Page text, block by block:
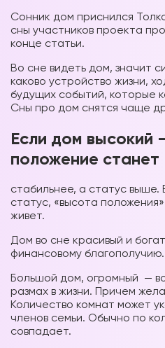
Сонник дом приснился
сны участников проекта
конце статьи.
Во сне видеть дом, значит
каково устройство жизни,
будущих событий, которые
Сны про дом снятся чаще
Если дом высокий
положение станет
стабильнее, а статус
статус, «высота
живет.
Дом во сне красивый и
финансовому благополучию.
Большой дом, огромный —
размах в жизни. Причем
Количество комнат может
членов семьи. Обычно по
совпадает.